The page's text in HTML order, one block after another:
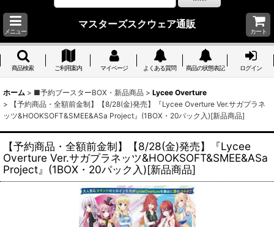
メニュー
マスターズスクウェア通販
カート
商品検索 ご利用案内 マイページ よくある質問 商品の状態表記 ログイン
ホーム > ■予約ブースターBOX・新品商品 > Lycee Overture
>
【予約商品・全額前金制】【8/28(金)発売】『Lycee Overture Ver.サガプラネ
ッツ&HOOKSOFT&SMEE&ASa Project』(1BOX・20パック入)[新品商品]
【予約商品・全額前金制】【8/28(金)発売】『Lycee
Overture Ver.サガプラネッツ&HOOKSOFT&SMEE&ASa
Project』(1BOX・20パック入)[新品商品]